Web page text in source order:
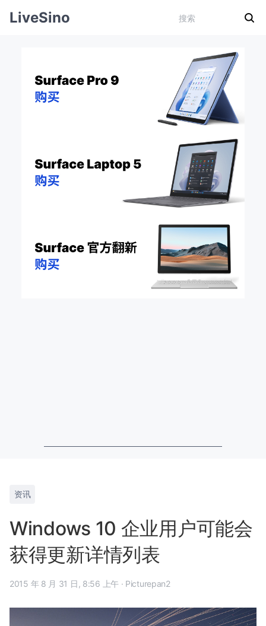
LiveSino
资讯
Windows 10 企业用户可能会
获得更新详情列表
2015 年 8 月 31 日, 8:56 上午 · Picturepan2